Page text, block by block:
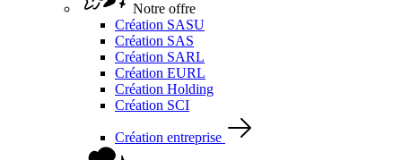
Notre offre
Création SASU
Création SAS
Création SARL
Création EURL
Création Holding
Création SCI
Création entreprise